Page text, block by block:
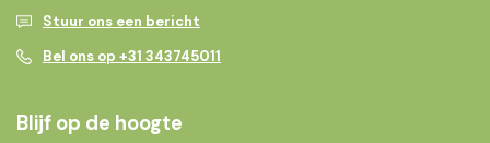
Stuur ons een bericht
Bel ons op +31 343745011
Blijf op de hoogte